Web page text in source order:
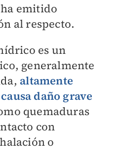
emitido
al respecto.
es un
, generalmente
altamente
daño grave
quemaduras
con
o